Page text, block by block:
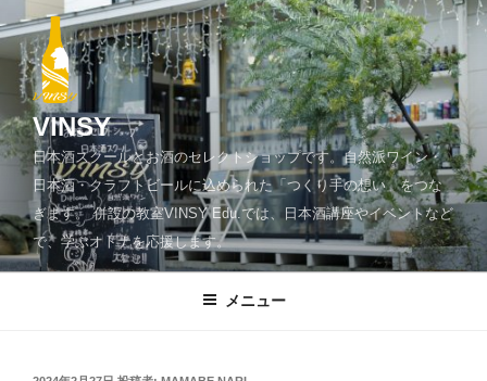
ン
ツ
へ
ッ
プ
VINSY
日本酒スクールとお酒のセレクトショップです。自然派ワイン・
日本酒・クラフトビールに込められた「つくり手の想い」をつな
ぎます。 併設の教室VINSY Edu.では、日本酒講座やイベントなど
で、学ぶオトナを応援します。
メニュー